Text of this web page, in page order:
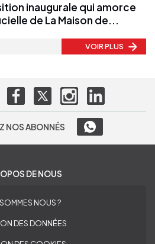
inaugurale qui amorce
de La Maison de...
VOIR PLUS
NOS ABONNÉS
DE NOUS
NOUS ?
DES DONNÉES